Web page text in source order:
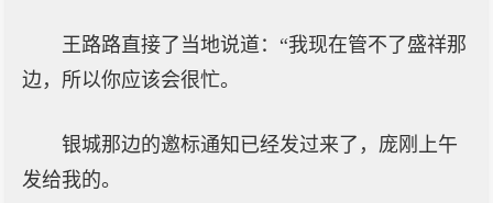
王路路直接了当地说道：“我现在管不了盛祥那
边，所以你应该会很忙。
银城那边的邀标通知已经发过来了，庞刚上午
发给我的。